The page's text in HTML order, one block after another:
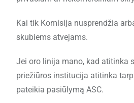
Kai tik Komisija nusprendžia
skubiems atvejams.
Jei oro linija mano, kad atitinka
priežiūros institucija atitinka
pateikia pasiūlymą ASC.